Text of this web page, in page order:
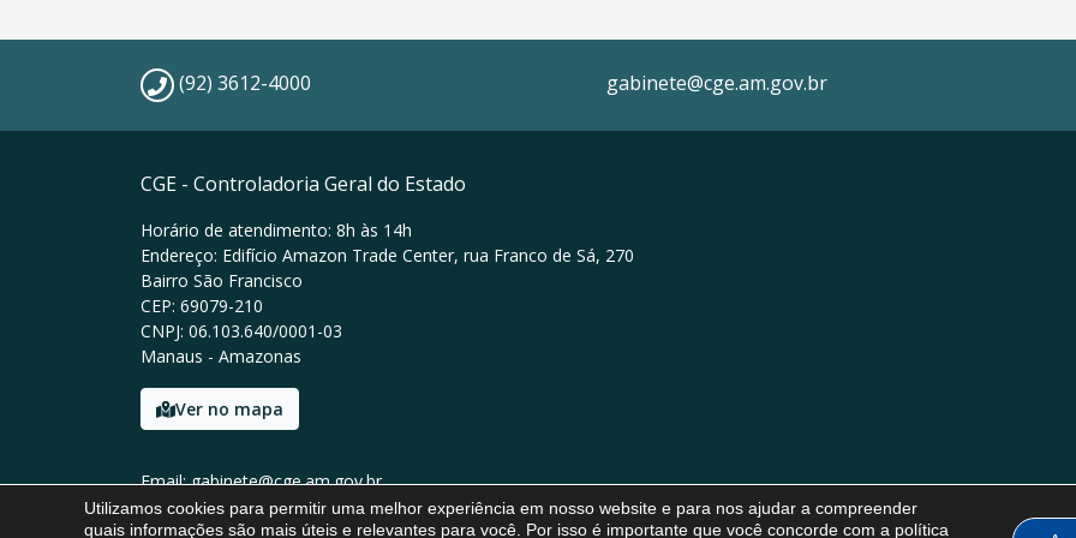
(92) 3612-4000 gabinete@cge.am.gov.br
CGE - Controladoria Geral do Estado
Horário de atendimento: 8h às 14h
Endereço: Edifício Amazon Trade Center, rua Franco de Sá, 270
Bairro São Francisco
CEP: 69079-210
CNPJ: 06.103.640/0001-03
Manaus - Amazonas
Ver no mapa
Email: gabinete@cge.am.gov.br
Tel: (92) 3612-4000
Utilizamos cookies para permitir uma melhor experiência em nosso website e para nos ajudar a compreender
quais informações são mais úteis e relevantes para você. Por isso é importante que você concorde com a política